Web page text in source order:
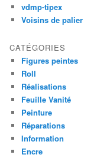
vdmp-tipex
Voisins de palier
CATÉGORIES
Figures peintes
Roll
Réalisations
Feuille Vanité
Peinture
Réparations
Information
Encre